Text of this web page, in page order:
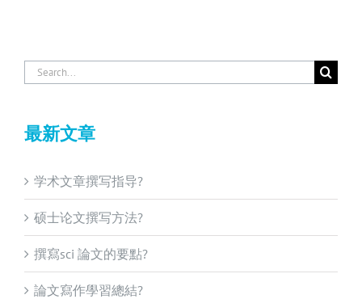
Search
for:
最新文章
学术文章撰写指导?
硕士论文撰写方法?
撰寫sci 論文的要點?
論文寫作學習總結?